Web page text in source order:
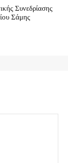
Συνεδρίασης
Σάμης